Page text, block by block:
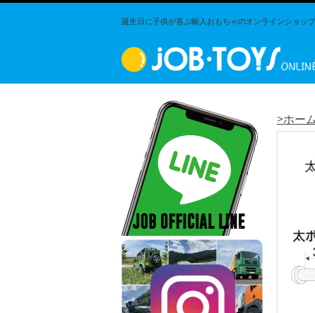
誕生日に子供が喜ぶ輸入おもちゃのオンラインショッ
>ホー